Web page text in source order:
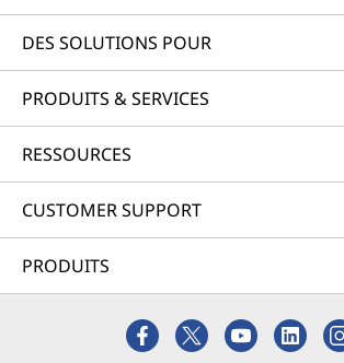
DES SOLUTIONS POUR
PRODUITS & SERVICES
RESSOURCES
CUSTOMER SUPPORT
PRODUITS